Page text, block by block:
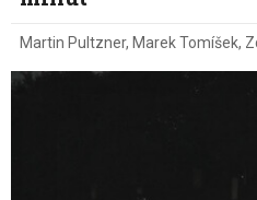
Martin Pultzner, Marek Tomíšek,